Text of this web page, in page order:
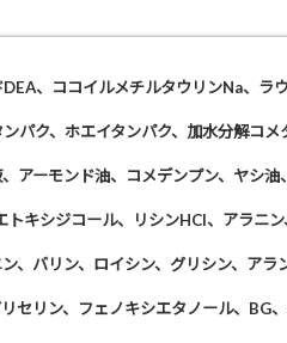
、ココイルメチルタウリンNa、ラ
パク、ホエイタンパク、加水分解コ
アーモンド油、コメデンプン、ヤシ
キシジコール、リシンHCI、アラニン
、バリン、ロイシン、グリシン、アラ
セリン、フェノキシエタノール、BG